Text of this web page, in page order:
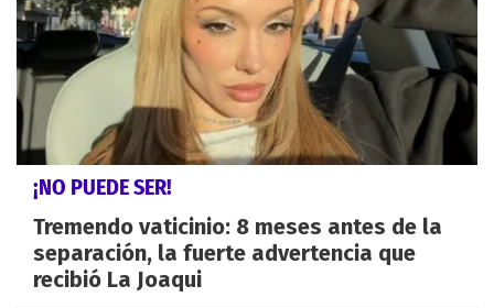
¡NO PUEDE SER!
Tremendo vaticinio: 8 meses antes de la
separación, la fuerte advertencia que
recibió La Joaqui